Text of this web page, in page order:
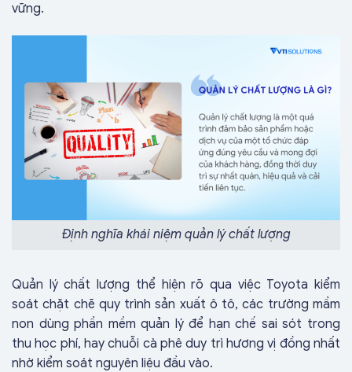
vững.
Định nghĩa khái niệm quản lý chất lượng
Quản lý chất lượng thể hiện rõ qua việc Toyota kiểm
soát chặt chẽ quy trình sản xuất ô tô, các trường mầm
non dùng phần mềm quản lý để hạn chế sai sót trong
thu học phí, hay chuỗi cà phê duy trì hương vị đồng nhất
nhờ kiểm soát nguyên liệu đầu vào.